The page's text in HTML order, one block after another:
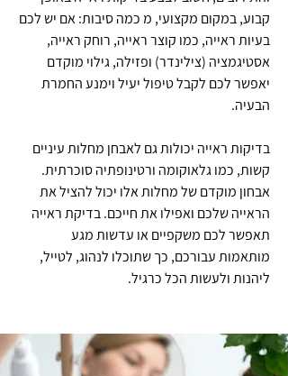
קבוע, במקום מקצועי, מ כמה סיבות: אם יש לכם
בעיות ראייה, כמו קוצר ראייה, רוחק ראייה,
אסטיגמציה (צילינדר) ופזילה, גילוי מוקדם
יאפשר לכם לקבל טיפול יעיל וימנע החמרת
הבעיה.
בדיקות ראייה יכולות גם לאבחן מחלות עיניים
קשות, כמו גלאוקומה ורטינופתיה סוכרתית.
אבחון מוקדם של מחלות אלו יכול להציל את
הראייה שלכם ואפילו את חייכם. בדיקת ראייה
תאפשר לכם משקפיים או עדשות מגע
מותאמות עבורכם, כך שתוכלו לנהוג, לטייל,
ליהנות ולעשות הכל כרגיל.